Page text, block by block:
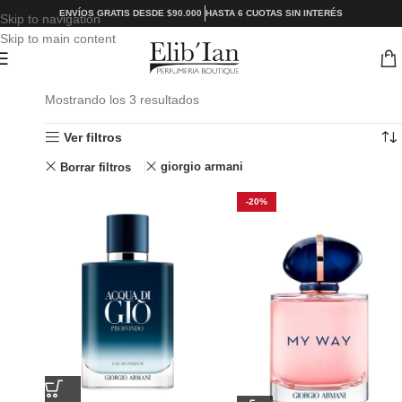
Skip to navigation
Skip to main content
ENVÍOS GRATIS DESDE $90.000 HASTA 6 CUOTAS SIN INTERÉS
Mostrando los 3 resultados
Ver filtros
Borrar filtros giorgio armani
-20%